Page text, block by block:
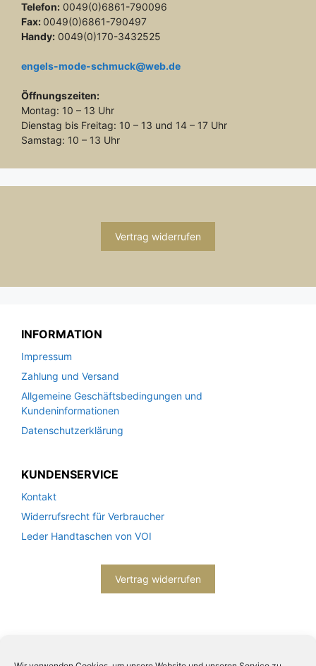
Telefon: 0049(0)6861-790096
Fax: 0049(0)6861-790497
Handy: 0049(0)170-3432525
engels-mode-schmuck@web.de
Öffnungszeiten:
Montag: 10 – 13 Uhr
Dienstag bis Freitag: 10 – 13 und 14 – 17 Uhr
Samstag: 10 – 13 Uhr
Vertrag widerrufen
INFORMATION
Impressum
Zahlung und Versand
Allgemeine Geschäftsbedingungen und
Kundeninformationen
Datenschutzerklärung
KUNDENSERVICE
Kontakt
Widerrufsrecht für Verbraucher
Leder Handtaschen von VOI
Vertrag widerrufen